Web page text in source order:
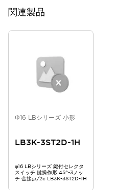
関連製品
Φ16 LBシリーズ 小形
LB3K-3ST2D-1H
φ16 LBシリーズ 鍵付セレクタ
スイッチ 鍵操作形 45°-3ノッ
チ 金接点/2c LB3K-3ST2D-1H